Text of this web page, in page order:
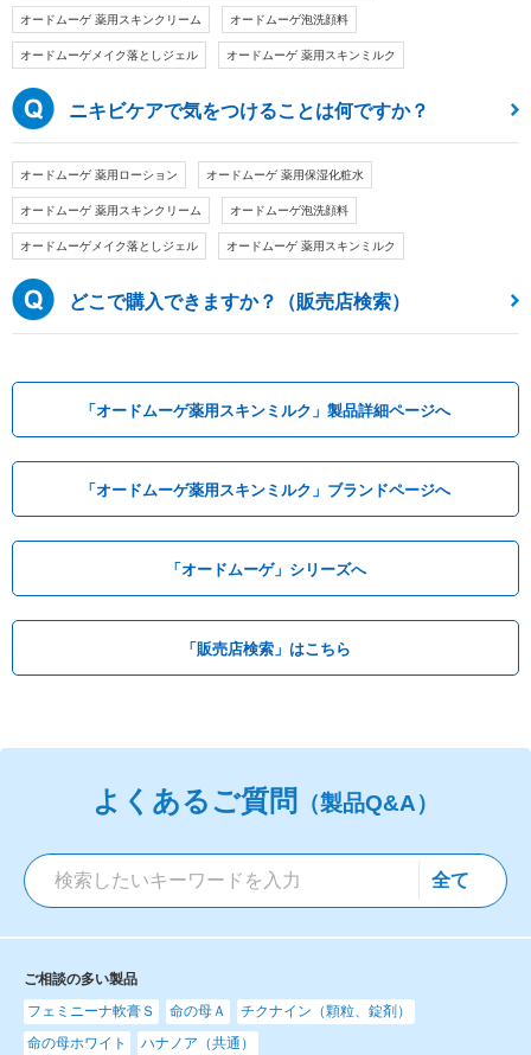
オードムーゲ 薬用スキンクリーム オードムーゲ泡洗顔料
オードムーゲメイク落としジェル オードムーゲ 薬用スキンミルク
ニキビケアで気をつけることは何ですか？
オードムーゲ 薬用ローション オードムーゲ 薬用保湿化粧水
オードムーゲ 薬用スキンクリーム オードムーゲ泡洗顔料
オードムーゲメイク落としジェル オードムーゲ 薬用スキンミルク
どこで購入できますか？（販売店検索）
「オードムーゲ薬用スキンミルク」製品詳細ページへ
「オードムーゲ薬用スキンミルク」ブランドページへ
「オードムーゲ」シリーズへ
「販売店検索」はこちら
よくあるご質問 （製品Q&A）
ご相談の多い製品
フェミニーナ軟膏Ｓ
命の母Ａ
チクナイン（顆粒、錠剤）
命の母ホワイト
ハナノア（共通）